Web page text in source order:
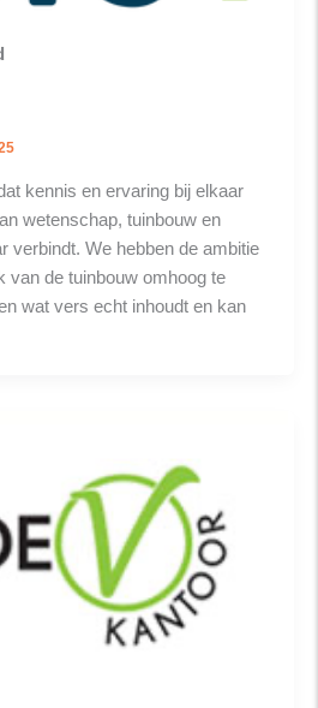
kennis en ervaring bij elkaar
wetenschap, tuinbouw en
verbindt. We hebben de ambitie
van de tuinbouw omhoog te
wat vers echt inhoudt en kan